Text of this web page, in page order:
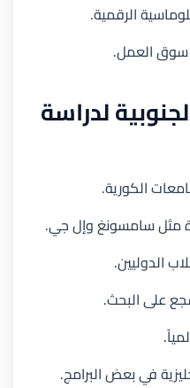
الرقمية.
سوق العمل.
لدراسة
الكورية.
مثل سامسونغ وإل جي.
الدوليين.
على البحث.
في بعض البرامج.